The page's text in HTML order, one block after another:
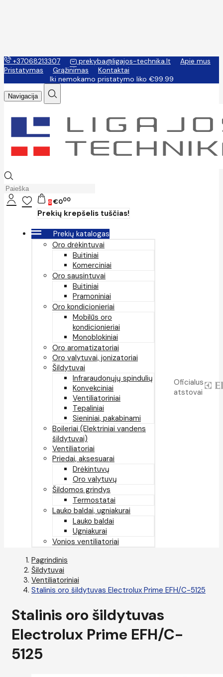
+37068213307 prekyba@ligajos-technika.lt
Apie mus
Pristatymas
Grąžinimas
Kontaktai
Iki nemokamo pristatymo liko €99.99
Navigacija
0 €000
Prekių krepšelis tuščias!
Prekių katalogas
Oro drėkintuvai
Buitiniai
Komerciniai
Oro sausintuvai
Buitiniai
Pramoniniai
Oro kondicionieriai
Mobilūs oro
kondicionieriai
Monoblokiniai
Oro aromatizatoriai
Oro valytuvai, jonizatoriai
Šildytuvai
Infraraudonųjų spindulių
Konvekciniai
Ventiliatoriniai
Tepaliniai
Sieniniai, pakabinami
Boileriai (Elektriniai vandens
šildytuvai)
Ventiliatoriai
Priedai, aksesuarai
Drėkintuvų
Oro valytuvų
Šildomos grindys
Termostatai
Lauko baldai, ugniakurai
Lauko baldai
Ugniakurai
Vonios ventiliatoriai
Oficialus
atstovai
Pagrindinis
Šildytuvai
Ventiliatoriniai
Stalinis oro šildytuvas Electrolux Prime EFH/C-5125
Stalinis oro šildytuvas
Electrolux Prime EFH/C-
5125